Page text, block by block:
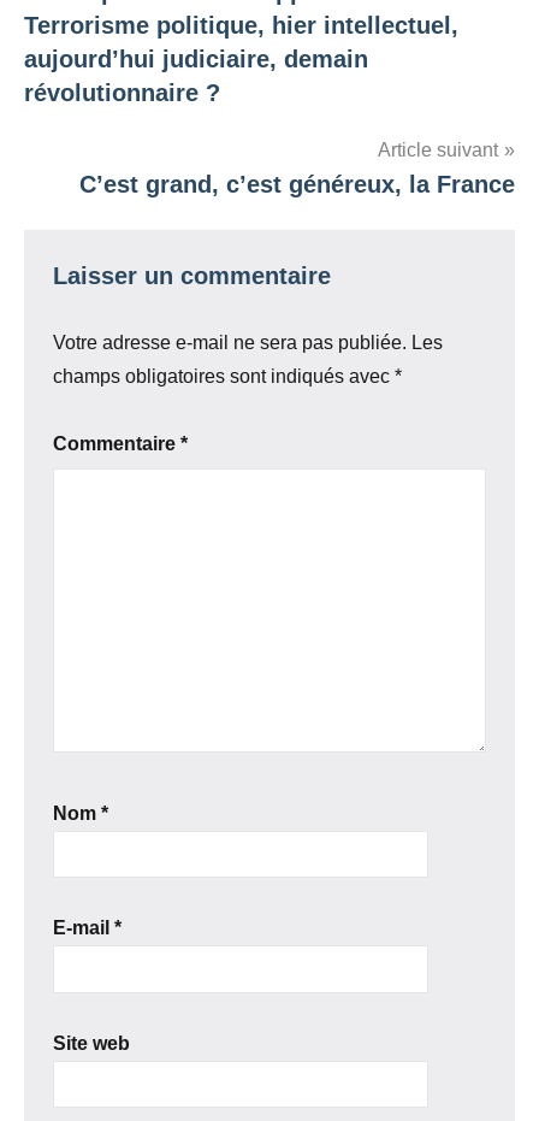
de
l’article
Terrorisme politique, hier intellectuel,
aujourd’hui judiciaire, demain
révolutionnaire ?
Article suivant
C’est grand, c’est généreux, la France
Laisser un commentaire
Votre adresse e-mail ne sera pas publiée. Les
champs obligatoires sont indiqués avec *
Commentaire *
Nom *
E-mail *
Site web